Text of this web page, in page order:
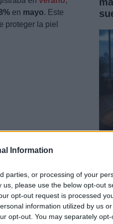
Information
parties, or processing of your
please use the below opt-out
opt-out request is processed
information utilized by us
opt-out. You may separately
en mayo. Este
proteger la piel
cutánea
de
personalizadoy
laradiación